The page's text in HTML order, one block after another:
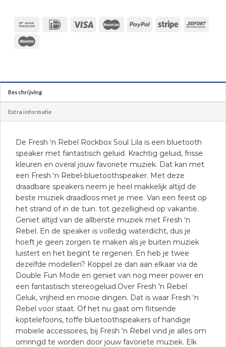
Beschrijving
Extra informatie
De Fresh ‘n Rebel Rockbox Soul Lila is een bluetooth
speaker met fantastisch geluid. Krachtig geluid, frisse
kleuren en overal jouw favoriete muziek. Dat kan met
een Fresh ‘n Rebel-bluetoothspeaker. Met deze
draadbare speakers neem je heel makkelijk altijd de
beste muziek draadloos met je mee. Van een feest op
het strand of in de tuin. tot gezelligheid op vakantie.
Geniet altijd van de allberste muziek met Fresh ‘n
Rebel. En de speaker is volledig waterdicht, dus je
hoeft je geen zorgen te maken als je buiten muziek
luistert en het begint te regenen. En heb je twee
dezelfde modellen? Koppel ze dan aan elkaar via de
Double Fun Mode en geniet van nog meer power en
een fantastisch stereogeluid.Over Fresh 'n Rebel
Geluk, vrijheid en mooie dingen. Dat is waar Fresh ‘n
Rebel voor staat. Of het nu gaat om flitsende
koptelefoons, toffe bluetoothspeakers of handige
mobiele accessoires, bij Fresh ‘n Rebel vind je alles om
omringd te worden door jouw favoriete muziek. Elk